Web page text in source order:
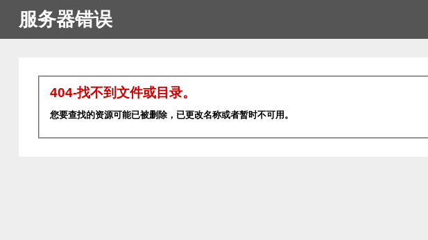
服务器错误
404-找不到文件或目录。
您要查找的资源可能已被删除，已更改名称或者暂时不可用。